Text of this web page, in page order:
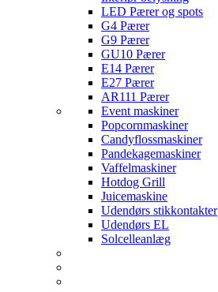
LED Pærer og spots
G4 Pærer
G9 Pærer
GU10 Pærer
E14 Pærer
E27 Pærer
AR111 Pærer
Event maskiner
Popcornmaskiner
Candyflossmaskiner
Pandekagemaskiner
Vaffelmaskiner
Hotdog Grill
Juicemaskine
Udendørs stikkontakter
Udendørs EL
Solcelleanlæg